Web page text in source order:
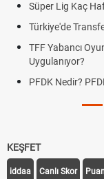
Süper Lig Kaç
Türkiye'de
TFF Yabancı
Uygulanıyor?
PFDK Nedir?
KEŞFET
iddaa Canlı Skor